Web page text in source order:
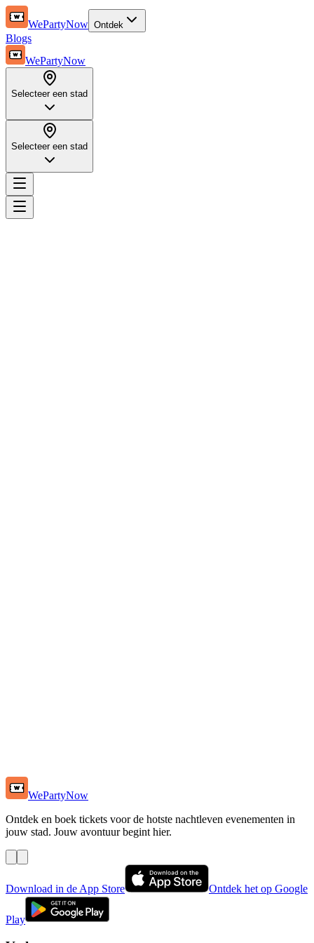
WePartyNow Ontdek
Blogs
WePartyNow
Selecteer een stad
Selecteer een stad
WePartyNow
Ontdek en boek tickets voor de hotste nachtleven evenementen in
jouw stad. Jouw avontuur begint hier.
Download in de App Store Ontdek het op Google
Play